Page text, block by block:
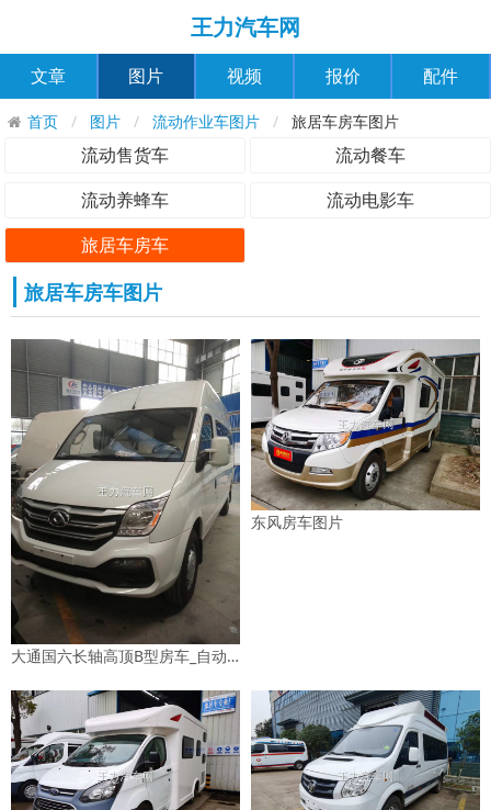
王力汽车网
文章 图片 视频 报价 配件
首页 图片 流动作业车图片 旅居车房车图片
流动售货车
流动餐车
流动养蜂车
流动电影车
旅居车房车
旅居车房车图片
大通国六长轴高顶B型房车_自动挡_竖床上下铺图片
东风房车图片